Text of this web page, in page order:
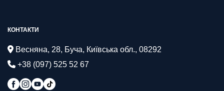
КОНТАКТИ
Весняна, 28, Буча, Київська обл., 08292
+38 (097) 525 52 67